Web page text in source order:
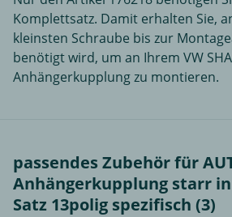
Komplettsatz. Damit erhalten Sie,
kleinsten Schraube bis zur
benötigt wird, um an Ihrem VW
Anhängerkupplung zu montieren.
passendes Zubehör für
Anhängerkupplung starr
Satz 13polig spezifisch (3)